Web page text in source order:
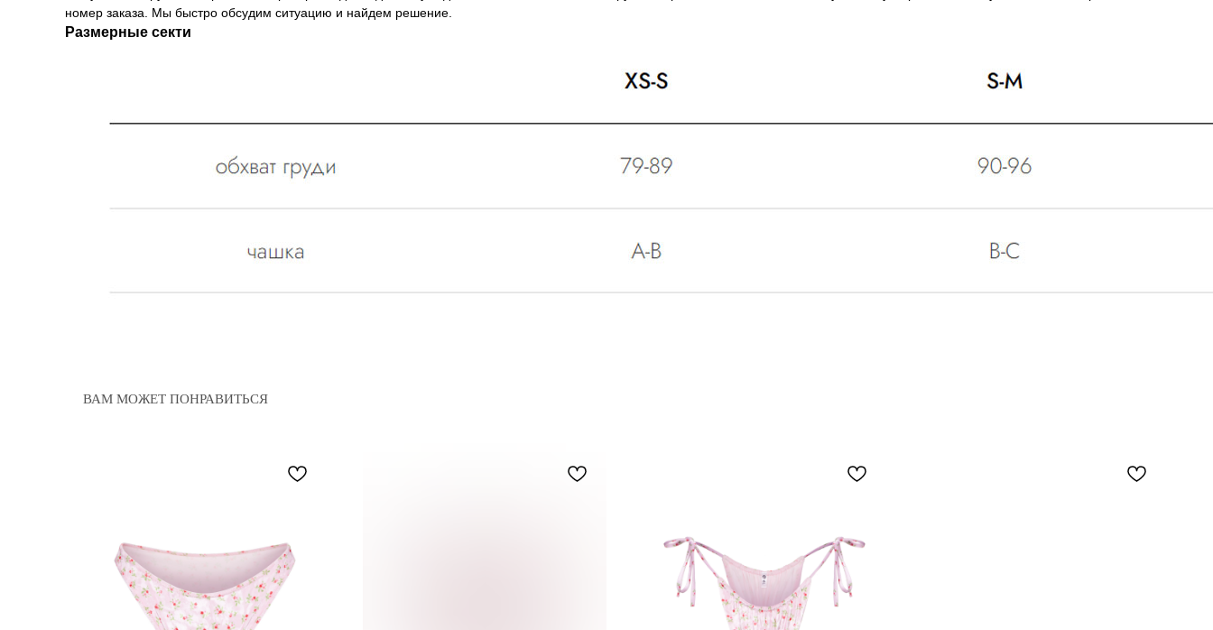
номер заказа. Мы быстро обсудим ситуацию и найдем решение.
Размерные секти
ВАМ МОЖЕТ ПОНРАВИТЬСЯ